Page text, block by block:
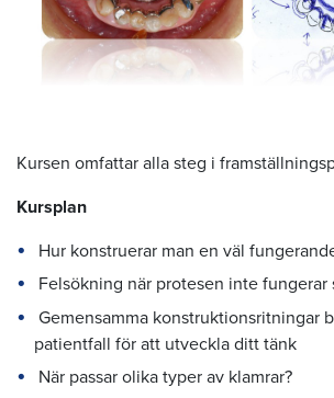
Kursen omfattar alla steg i
Kursplan
Hur konstruerar man en väl
Felsökning när protesen inte fungerar
Gemensamma konstruktionsritningar
patientfall för att utveckla ditt tänk
När passar olika typer av klamrar?